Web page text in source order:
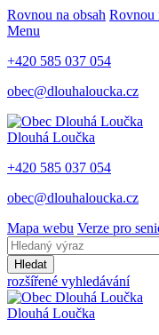
Rovnou na obsah Rovnou
Menu
+420 585 037 054
obec@dlouhaloucka.cz
Dlouhá Loučka
+420 585 037 054
obec@dlouhaloucka.cz
Mapa webu Verze pro
Hledat
rozšířené vyhledávání
Dlouhá Loučka